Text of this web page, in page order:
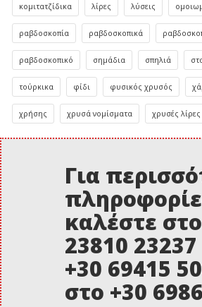
κομιτατζίδικα λίρες λύσεις
ραβδοσκοπία ραβδοσκοπικά
ραβδοσκοπικό σημάδια σπηλιά
τούρκικα φίδι φυσικός χρυσός
χρήσης χρυσά νομίσματα χρυσές λίρες
Για
καλέστε
23810
+30 69415
στο +30